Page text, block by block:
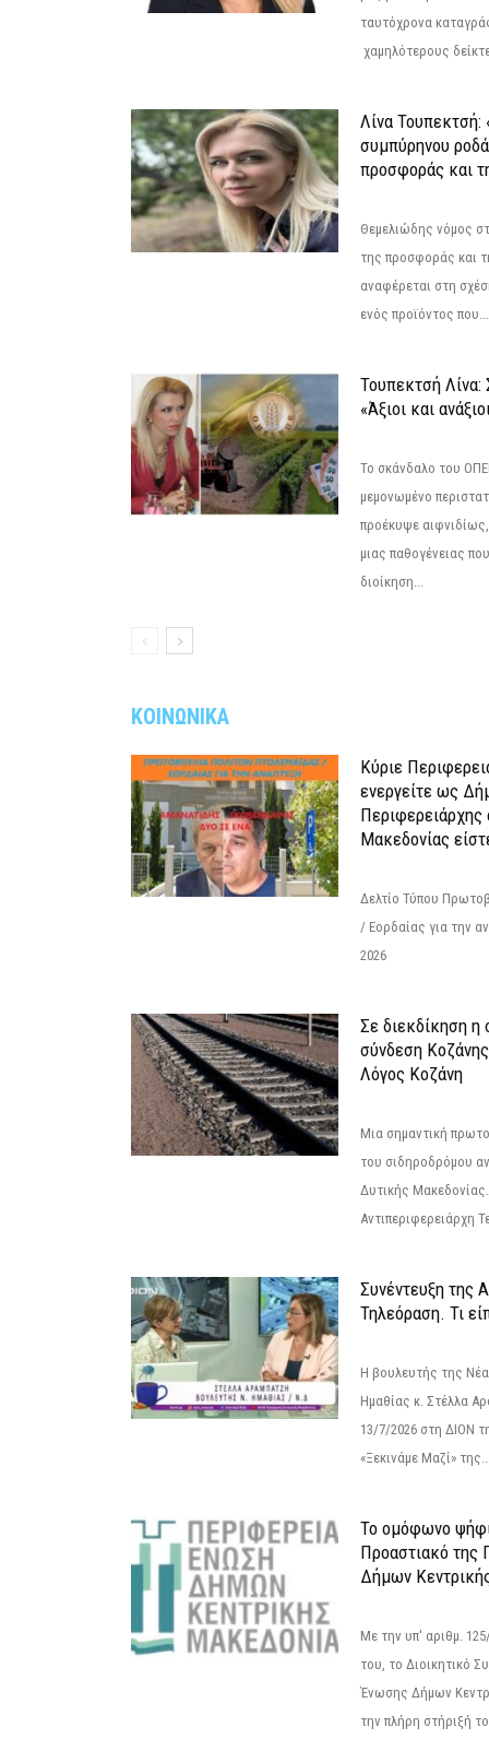
ταυτόχρονα
χαμηλότερους
Λίνα Τουπεκτσή:
συμπύρηνου
προσφοράς και
Θεμελιώδης νόμος
της προσφοράς και
αναφέρεται στη
ενός προϊόντος που...
Τουπεκτσή
«Άξιοι και
Το σκάνδαλο του
μεμονωμένο
προέκυψε
μιας παθογένειας
διοίκηση...
ΚΟΙΝΩΝΙΚΑ
Κύριε
ενεργείτε ως
Περιφερειάρχης
Μακεδονίας
Δελτίο Τύπου
/ Εορδαίας για την
2026
Σε διεκδίκηση η
σύνδεση
Λόγος Κοζάνη
Μια σημαντική
του σιδηροδρόμου
Δυτικής
Αντιπεριφερειάρχη
Συνέντευξη της
Τηλεόραση. Τι
Η βουλευτής της
Ημαθίας κ. Στέλλα
13/7/2026 στη ΔΙΟΝ
«Ξεκινάμε Μαζί»
Το ομόφωνο
Προαστιακό της
Δήμων
Με την υπ' αριθμ.
του, το Διοικητικό
Ένωσης Δήμων
την πλήρη στήριξή